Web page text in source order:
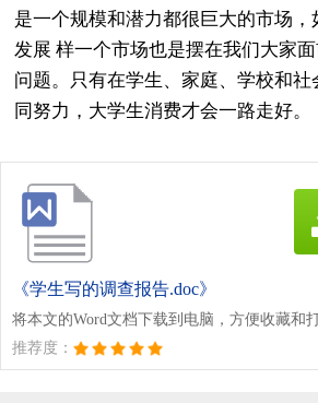
是一个规模和潜力都很巨大的市场，
发展 样一个市场也是摆在我们大家
问题。只有在学生、家庭、学校和
同努力，大学生消费才会一路走好。
《学生写的调查报告.doc》
将本文的Word文档下载到电脑，方便收藏和
推荐度：